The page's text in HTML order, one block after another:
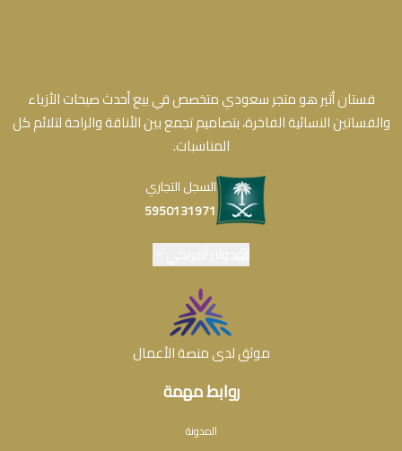
روابط مهمة
المدونة
فستان أثير هو متجر سعودي متخصص في بيع أحدث صيحات الأزياء
والفساتين النسائية الفاخرة، بتصاميم تجمع بين الأناقة والراحة لتلائم كل
المناسبات.
السجل التجاري
5950131971
موثق لدى منصة الأعمال